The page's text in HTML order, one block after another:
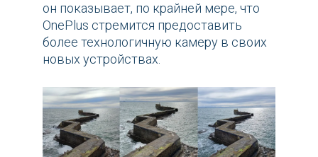
он показывает, по крайней мере, что
OnePlus стремится предоставить
более технологичную камеру в своих
новых устройствах.